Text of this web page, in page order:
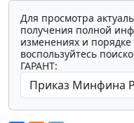
Для просмотра
получения полной
изменениях и
воспользуйтесь
ГАРАНТ: